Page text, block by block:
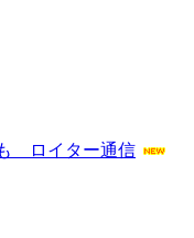
ロイター通信